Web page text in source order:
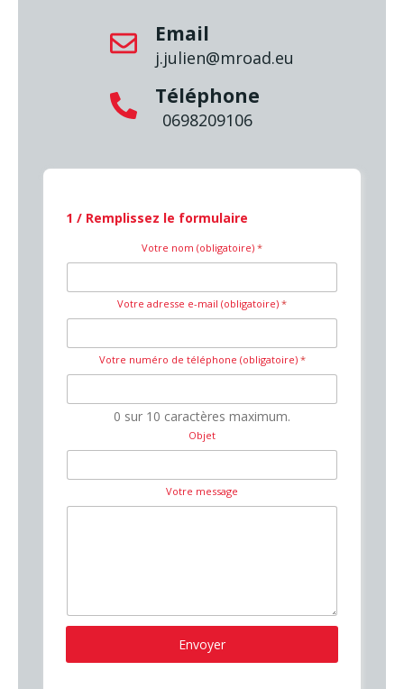
Email
j.julien@mroad.eu
Téléphone
0698209106
1 / Remplissez le formulaire
Votre nom (obligatoire) *
Votre adresse e-mail (obligatoire) *
Votre numéro de téléphone (obligatoire) *
0 sur 10 caractères maximum.
Objet
Votre message
Envoyer